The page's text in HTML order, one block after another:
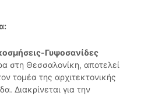
Γυψοσανίδες
στη Θεσσαλονίκη, αποτελεί
τομέα της αρχιτεκτονικής
Διακρίνεται για την